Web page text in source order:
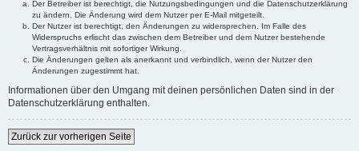
Der Betreiber ist berechtigt, die Nutzungsbedingungen und die Datenschutzerklärung
zu ändern. Die Änderung wird dem Nutzer per E-Mail mitgeteilt.
Der Nutzer ist berechtigt, den Änderungen zu widersprechen. Im Falle des
Widerspruchs erlischt das zwischen dem Betreiber und dem Nutzer bestehende
Vertragsverhältnis mit sofortiger Wirkung.
Die Änderungen gelten als anerkannt und verbindlich, wenn der Nutzer den
Änderungen zugestimmt hat.
Informationen über den Umgang mit deinen persönlichen Daten sind in der
Datenschutzerklärung enthalten.
Zurück zur vorherigen Seite